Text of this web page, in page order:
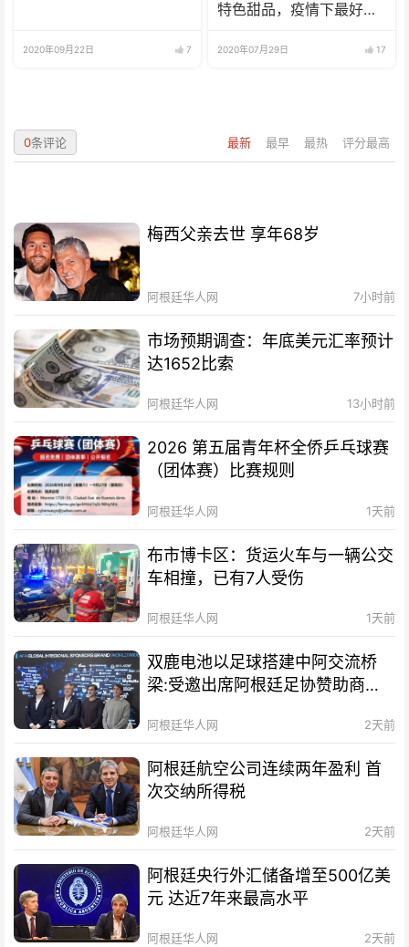
2020年09月22日 7
特色甜品，疫情下最好的
2020年07月29日 17
最新 最早 最热 评分最高
0条评论
梅西父亲去世 享年68岁
阿根廷华人网 7小时前
市场预期调查：年底美元汇率预计
达1652比索
阿根廷华人网 13小时前
2026 第五届青年杯全侨乒乓球赛
（团体赛）比赛规则
阿根廷华人网 1天前
布市博卡区：货运火车与一辆公交
车相撞，已有7人受伤
阿根廷华人网 1天前
双鹿电池以足球搭建中阿交流桥
梁:受邀出席阿根廷足协赞助商招
阿根廷华人网 2天前
阿根廷航空公司连续两年盈利 首
次交纳所得税
阿根廷华人网 2天前
阿根廷央行外汇储备增至500亿美
元 达近7年来最高水平
阿根廷华人网 2天前